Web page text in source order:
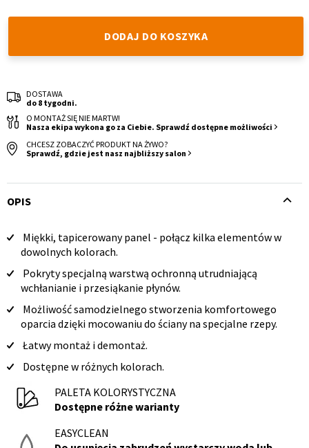
DODAJ DO KOSZYKA
DOSTAWA
do 8 tygodni.
O MONTAŻ SIĘ NIE MARTW!
Nasza ekipa wykona go za Ciebie. Sprawdź dostępne możliwości
CHCESZ ZOBACZYĆ PRODUKT NA ŻYWO?
Sprawdź, gdzie jest nasz najbliższy salon
OPIS
Opis
produktu
Miękki, tapicerowany panel - połącz kilka elementów w
dowolnych kolorach.
Pokryty specjalną warstwą ochronną utrudniającą
wchłanianie i przesiąkanie płynów.
Możliwość samodzielnego stworzenia komfortowego
oparcia dzięki mocowaniu do ściany na specjalne rzepy.
Łatwy montaż i demontaż.
Dostępne w różnych kolorach.
PALETA KOLORYSTYCZNA
Dostępne różne warianty
EASYCLEAN
Krzesło i fotel